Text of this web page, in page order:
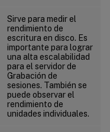
Sirve para medir el
rendimiento de
escritura en disco. Es
importante para lograr
una alta escalabilidad
para el servidor de
Grabación de
sesiones. También se
puede observar el
rendimiento de
unidades individuales.